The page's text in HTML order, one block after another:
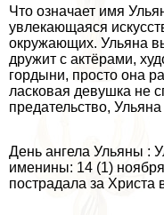
Что означает имя
увлекающаяся
окружающих. Ульяна
дружит с актёрами,
гордыни, просто она
ласковая дeвyшка не
предательство,
День ангела Ульяны :
именины: 14 (1)
пострадала за Христа